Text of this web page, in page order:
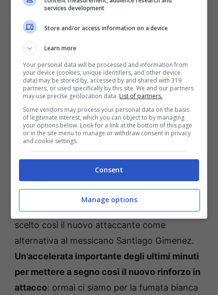
Come svelato da Sky Sport, il Milan è pronto
a chiudere per l’affare dell’attaccante del
Bayer Leverkusen Victor Boniface. Allegri ha
scelto così il nuovo rinforzo per la prossima
stagione:
il ds Tare ha intenzione di
anticipare le big italiane per una svolta a
sorpresa.
L’attaccante nigeriano, classe 2000, non vede
l’ora di vestire la maglia rossonera per dire
addio al top club tedesco. Una svolta decisiva
per rinforzare l’attacco del Milan: Allegri ha
scelto così il nuovo attaccante come
alternativa al messicano Santiago Gimenez.
Un’accelerata importante degli ultimi minuti
per mettere a segno così il nuovo rinforzo in
attacco: ormai ci siamo per la fumata bianca
services development
Store and/or access information on a device
Learn more
Your personal data will be processed and information from
your device (cookies, unique identifiers, and other device
data) may be stored by, accessed by and shared with 319
partners, or used specifically by this site. We and our partners
may use precise geolocation data. List of partners.
Some vendors may process your personal data on the basis
of legitimate interest, which you can object to by managing
your options below. Look for a link at the bottom of this page
or in the site menu to manage or withdraw consent in privacy
and cookie settings.
Consent
Manage options